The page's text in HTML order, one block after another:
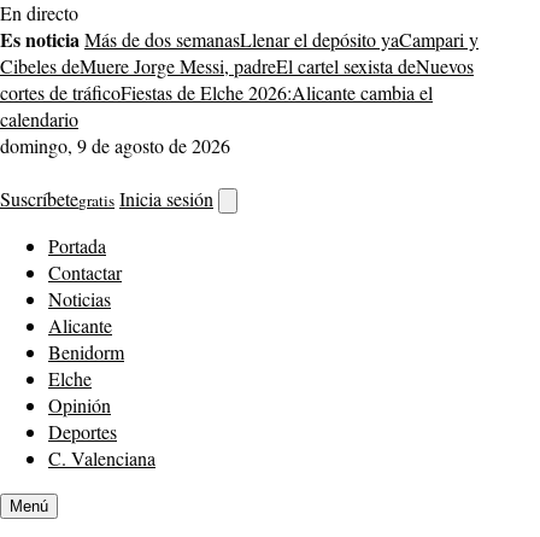
Saltar
al
contenido
En directo
Es noticiaMás de dos semanasLlenar el depósito yaCampari y
Cibeles deMuere Jorge Messi, padreEl cartel sexista deNuevos
cortes de tráficoFiestas de Elche 2026:Alicante cambia el
calendario
domingo, 9 de agosto de 2026
Suscríbetegratis Inicia sesión
buscador
Portada
Contactar
Noticias
Alicante
Benidorm
Elche
Opinión
Deportes
C. Valenciana
Menú